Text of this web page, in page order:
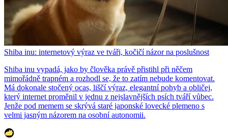
Shiba inu: internetový výraz ve tváři, kočičí názor na poslušnost
Shiba inu vypadá, jako by člověka právě přistihl při něčem
mimořádně trapném a rozhodl se, že to zatím nebude komentovat.
Má dokonale stočený ocas, liščí výraz, elegantní pohyb a obličej,
který internet proměnil v jednu z nejslavnějších psích tváří vůbec.
Jenže pod memem se skrývá staré japonské lovecké plemeno s
velmi jasným názorem na osobní autonomii.